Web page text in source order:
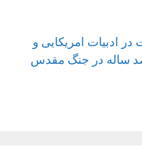
ادبیات امریکایی و
ساله در جنگ مقدس